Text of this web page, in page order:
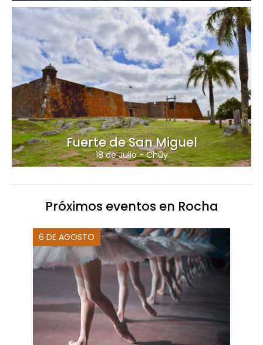
Fuerte de San Miguel
18 de Julio-Chuy
Próximos eventos en Rocha
6 DE AGOSTO